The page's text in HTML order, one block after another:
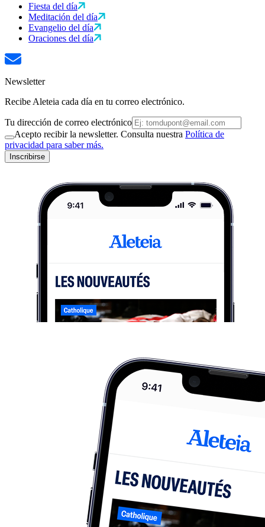
Fiesta del día
Meditación del día
Evangelio del día
Oraciones del día
Newsletter
Recibe Aleteia cada día en tu correo electrónico.
Tu dirección de correo electrónico
Acepto recibir la newsletter. Consulta nuestra Política de
privacidad para saber más.
Inscribirse